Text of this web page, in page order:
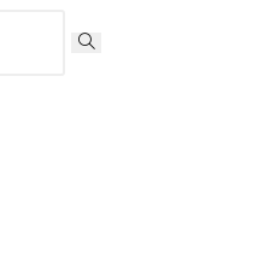
Искать